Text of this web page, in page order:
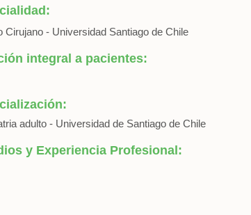
Cirujano - Universidad Santiago de Chile
integral a pacientes:
adulto - Universidad de Santiago de Chile
y Experiencia Profesional: